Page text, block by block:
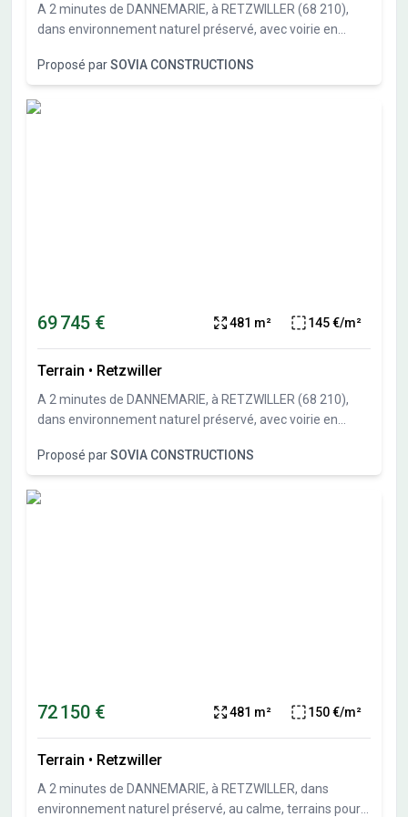
A 2 minutes de DANNEMARIE, à RETZWILLER (68 210),
dans environnement naturel préservé, avec voirie en
allant de 386 m² à 814 m².Toiture 2 pans ou 4 pans, toit
plat possible pour des éléments d'accompagnements
architecturaux et pour les annexes. Terrains
Proposé parSOVIA CONSTRUCTIONS
69 745 € 481 m² 145 €/m²
Terrain • Retzwiller
A 2 minutes de DANNEMARIE, à RETZWILLER (68 210),
dans environnement naturel préservé, avec voirie en
allant de 386 m² à 814 m².Toiture 2 pans ou 4 pans, toit
plat possible pour des éléments d'accompagnements
architecturaux et pour les annexes. Terrains
Proposé parSOVIA CONSTRUCTIONS
72 150 € 481 m² 150 €/m²
Terrain • Retzwiller
A 2 minutes de DANNEMARIE, à RETZWILLER, dans
environnement naturel préservé, au calme, terrains pour